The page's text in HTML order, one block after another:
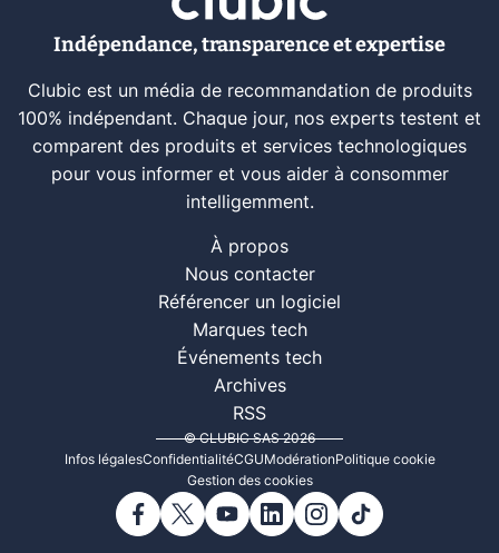
Indépendance, transparence et expertise
Clubic est un média de recommandation de produits
100% indépendant. Chaque jour, nos experts testent et
comparent des produits et services technologiques
pour vous informer et vous aider à consommer
intelligemment.
À propos
Nous contacter
Référencer un logiciel
Marques tech
Événements tech
Archives
RSS
© CLUBIC SAS 2026
Infos légalesConfidentialitéCGUModérationPolitique cookie
Gestion des cookies